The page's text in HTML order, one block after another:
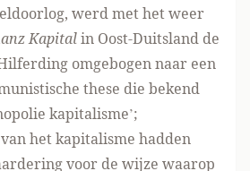
werd met het weer
Kapitalin Oost-Duitsland de
omgebogen naar een
these die bekend
kapitalisme’;
het kapitalisme hadden
voor de wijze waarop